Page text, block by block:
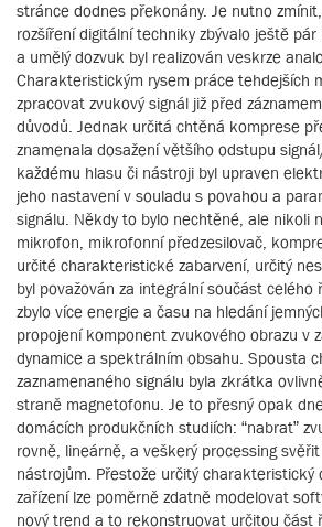
stránce dodnes překonány. Je nutno
rozšíření digitální techniky zbývalo ještě
a umělý dozvuk byl realizován veskrze
Charakteristickým rysem práce tehdejších
zpracovat zvukový signál již před
důvodů. Jednak určitá chtěná komprese
znamenala dosažení většího odstupu
každému hlasu či nástroji byl upraven
jeho nastavení v souladu s povahou a
signálu. Někdy to bylo nechtěné, ale nikoli
mikrofon, mikrofonní předzesilovač,
určité charakteristické zabarvení, určitý
byl považován za integrální součást celého
zbylo více energie a času na hledání
propojení komponent zvukového obrazu v
dynamice a spektrálním obsahu. Spousta
zaznamenaného signálu byla zkrátka
straně magnetofonu. Je to přesný opak
domácích produkčních studiích: “nabrat”
rovně, lineárně, a veškerý processing
nástrojům. Přestože určitý charakteristický
zařízení lze poměrně zdatně modelovat
nový trend a to rekonstruovat určitou část